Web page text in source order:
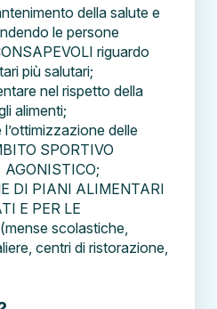
della salute e
le persone
riguardo
più salutari;
nel rispetto della
alimenti;
delle
SPORTIVO
DI PIANI ALIMENTARI
E PER LE
scolastiche,
centri di ristorazione,